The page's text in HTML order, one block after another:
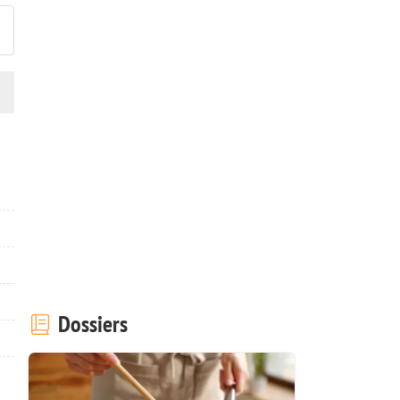
Dossiers